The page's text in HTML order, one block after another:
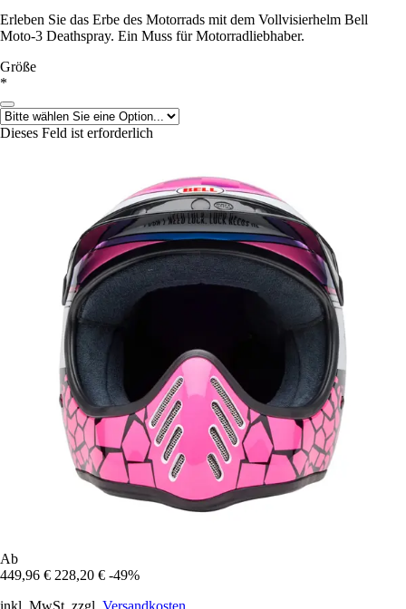
Erleben Sie das Erbe des Motorrads mit dem Vollvisierhelm Bell
Moto-3 Deathspray. Ein Muss für Motorradliebhaber.
Größe
*
Dieses Feld ist erforderlich
Ab
449,96 € 228,20 € -49%